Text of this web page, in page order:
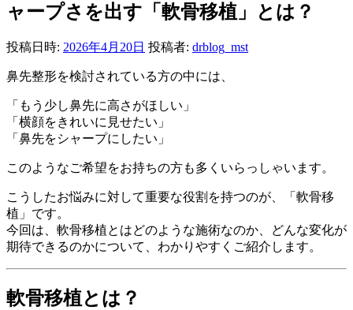
ャープさを出す「軟骨移植」とは？
投稿日時: 2026年4月20日 投稿者: drblog_mst
鼻先整形を検討されている方の中には、
「もう少し鼻先に高さがほしい」
「横顔をきれいに見せたい」
「鼻先をシャープにしたい」
このようなご希望をお持ちの方も多くいらっしゃいます。
こうしたお悩みに対して重要な役割を持つのが、「軟骨移
植」です。
今回は、軟骨移植とはどのような施術なのか、どんな変化が
期待できるのかについて、わかりやすくご紹介します。
軟骨移植とは？